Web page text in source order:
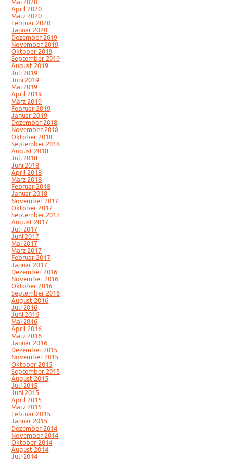
Mai 2020
April 2020
März 2020
Februar 2020
Januar 2020
Dezember 2019
November 2019
Oktober 2019
September 2019
August 2019
Juli 2019
Juni 2019
Mai 2019
April 2019
März 2019
Februar 2019
Januar 2019
Dezember 2018
November 2018
Oktober 2018
September 2018
August 2018
Juli 2018
Juni 2018
April 2018
März 2018
Februar 2018
Januar 2018
November 2017
Oktober 2017
September 2017
August 2017
Juli 2017
Juni 2017
Mai 2017
März 2017
Februar 2017
Januar 2017
Dezember 2016
November 2016
Oktober 2016
September 2016
August 2016
Juli 2016
Juni 2016
Mai 2016
April 2016
März 2016
Januar 2016
Dezember 2015
November 2015
Oktober 2015
September 2015
August 2015
Juli 2015
Juni 2015
April 2015
März 2015
Februar 2015
Januar 2015
Dezember 2014
November 2014
Oktober 2014
August 2014
Juli 2014